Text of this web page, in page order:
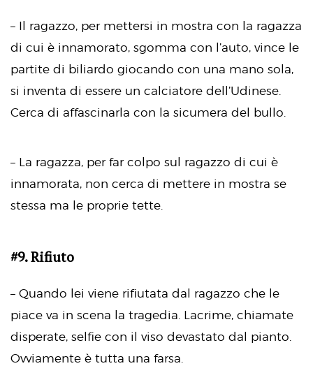
– Il ragazzo, per mettersi in mostra con la ragazza
di cui è innamorato, sgomma con l’auto, vince le
partite di biliardo giocando con una mano sola,
si inventa di essere un calciatore dell’Udinese.
Cerca di affascinarla con la sicumera del bullo.
– La ragazza, per far colpo sul ragazzo di cui è
innamorata, non cerca di mettere in mostra se
stessa ma le proprie tette.
#9. Rifiuto
– Quando lei viene rifiutata dal ragazzo che le
piace va in scena la tragedia. Lacrime, chiamate
disperate, selfie con il viso devastato dal pianto.
Ovviamente è tutta una farsa.